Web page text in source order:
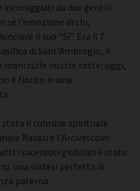
da due gentili
l’emozione di chi,
il suo “Sì”. Era il 7
di Sant’Ambrogio, il
mani sulle nostre teste; oggi,
è fiorito in una
stata il culmine spirituale
Ravasi e l’Arcivescovo
i sacerdoti giubilari è stato
una sintesi perfetta di
paterna.